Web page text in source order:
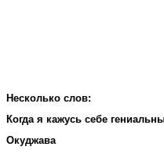
Несколько слов:
Когда я кажусь себе
Окуджава